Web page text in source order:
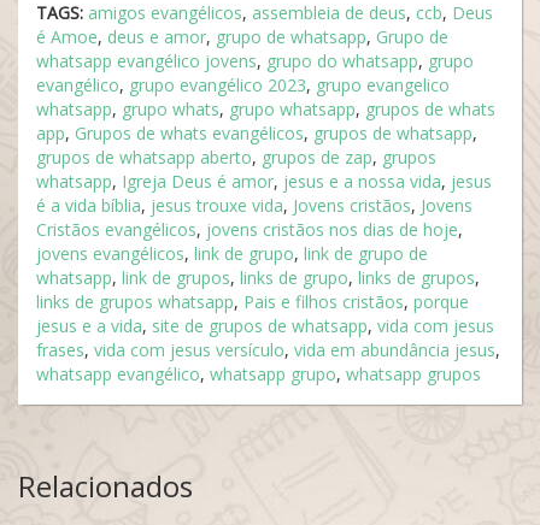
TAGS: amigos evangélicos, assembleia de deus, ccb, Deus
é Amoe, deus e amor, grupo de whatsapp, Grupo de
whatsapp evangélico jovens, grupo do whatsapp, grupo
evangélico, grupo evangélico 2023, grupo evangelico
whatsapp, grupo whats, grupo whatsapp, grupos de whats
app, Grupos de whats evangélicos, grupos de whatsapp,
grupos de whatsapp aberto, grupos de zap, grupos
whatsapp, Igreja Deus é amor, jesus e a nossa vida, jesus
é a vida bíblia, jesus trouxe vida, Jovens cristãos, Jovens
Cristãos evangélicos, jovens cristãos nos dias de hoje,
jovens evangélicos, link de grupo, link de grupo de
whatsapp, link de grupos, links de grupo, links de grupos,
links de grupos whatsapp, Pais e filhos cristãos, porque
jesus e a vida, site de grupos de whatsapp, vida com jesus
frases, vida com jesus versículo, vida em abundância jesus,
whatsapp evangélico, whatsapp grupo, whatsapp grupos
Relacionados